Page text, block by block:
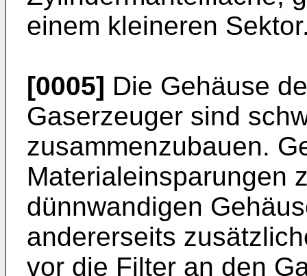
einem kleineren
[0005] Die Gehäuse
Gaserzeuger sind
zusammenzubauen.
Materialeinsparungen
dünnwandigen
andererseits
vor die Filter an den